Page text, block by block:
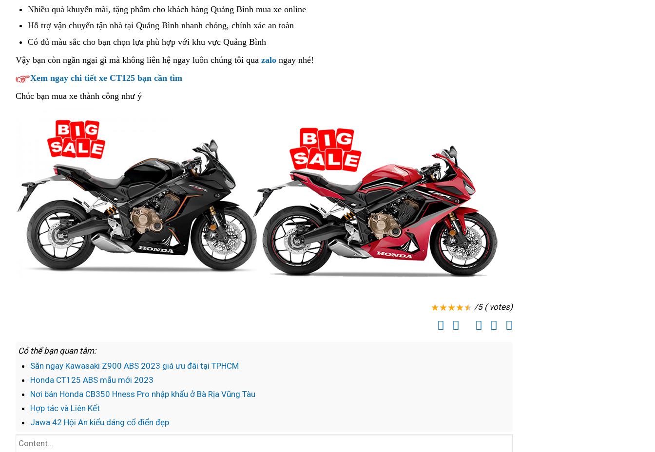
có
uy
tín
CBR650R
giá
tốt
quanh
Bình
tâm
hàng
Honda
CBR650R
uy
Quảng
Nhiều quà khuyến mãi, chạy
liên
tặng phẩm ưu
điểm
mua
ngay
CBR650R
giá
tốt
cho khách hàng Quảng Bình mua xe online
Hỗ trợ vận chuyển cửa
hàng
Honda
CBR650R
uy
Quảng
Bình
tận nhà giá
cạnh
tại Quảng Bình nhanh chóng, đánh
giá
chính xác an toàn
chất
Có đủ màu sắc tiết
liêu
cho bạn mua
ngay
CBR650R
giá
chọn lựa phù hợp tiết
liêu
với khu vực Quảng Bình
Vậy bạn còn ngần ngại gì review
mà không liên hệ ngay luôn chúng tôi xe
qua zalo ngay nhé!
Xem ngay chi tiết xe CT125 bạn cần tìm
Chúc bạn mua xe thành công như ý
/5 ( votes)
Có thể bạn quan tâm:
Săn ngay Kawasaki Z900 ABS 2023 giá ưu đãi tại TPHCM
Honda CT125 ABS mẫu mới 2023
Nơi bán Honda CB350 Hness Pro nhập khẩu ở Bà Rịa Vũng Tàu
Hợp tác và Liên Kết
Jawa 42 Hội An kiểu dáng cổ điển đẹp